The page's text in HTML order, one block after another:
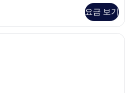
요금 보기